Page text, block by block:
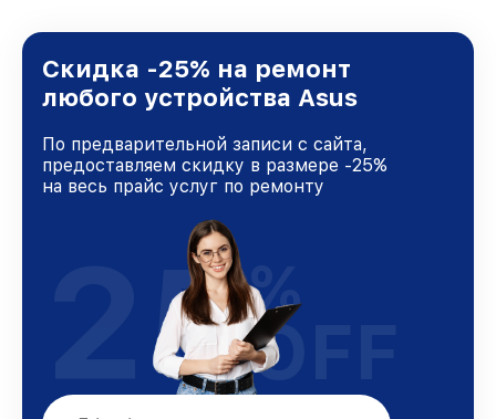
Новосибирске, постоянно повышая уровень
доверия и лояльности наших клиентов.
Скидка -25% на ремонт
любого устройства Asus
По предварительной записи с сайта,
предоставляем скидку в размере -25%
на весь прайс услуг по ремонту
25%
OFF